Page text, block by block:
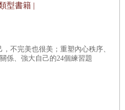
或石塊來防禦周圍，彼此緊密
要合作，他們開始建立階序制
與肢體語言來迅速讀取領袖的
上。在攸關生死的情境中，比
大腦之中。我們並不會單純接
型書籍 |
，不完美也很美；重塑內心秩序、
係、強大自己的24個練習題